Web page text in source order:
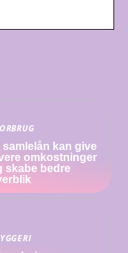
samlelån kan give
omkostninger
skabe bedre